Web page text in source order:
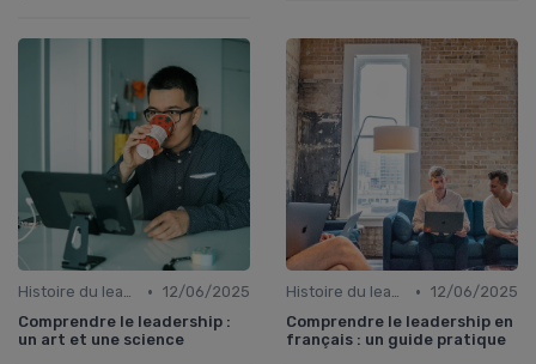
Histoire du leadership • 12/06/2025
Comprendre le leadership :
un art et une science
Histoire du leadership • 12/06/2025
Comprendre le leadership en
français : un guide pratique